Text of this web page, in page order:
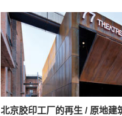
北京胶印工厂的再生 / 原地建